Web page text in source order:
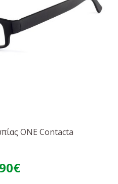
ONE Contacta